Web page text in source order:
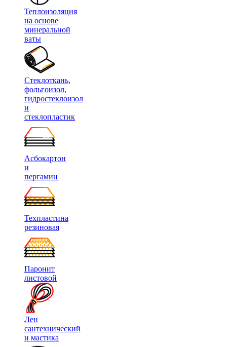
Теплоизоляция
на основе
минеральной
ваты
Стеклоткань,
фольгоизол,
гидростеклоизол
и
стеклопластик
Асбокартон
и
пергамин
Техпластина
резиновая
Паронит
листовой
Лен
сантехнический
и мастика